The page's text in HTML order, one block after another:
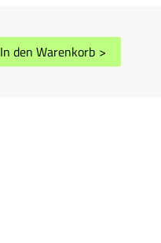
In den Warenkorb >